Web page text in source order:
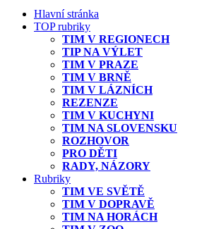
Hlavní stránka
TOP rubriky
TIM V REGIONECH
TIP NA VÝLET
TIM V PRAZE
TIM V BRNĚ
TIM V LÁZNÍCH
REZENZE
TIM V KUCHYNI
TIM NA SLOVENSKU
ROZHOVOR
PRO DĚTI
RADY, NÁZORY
Rubriky
TIM VE SVĚTĚ
TIM V DOPRAVĚ
TIM NA HORÁCH